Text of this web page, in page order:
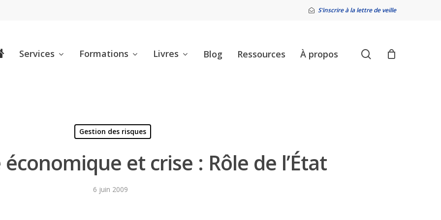
S’inscrire à la lettre de veille
Services Formations Livres Blog Ressources À propos search
Gestion des risques
et crise : Rôle de l’État
6 juin 2009